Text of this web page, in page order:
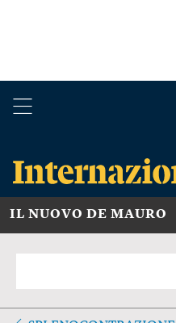
IL NUOVO DE MAURO